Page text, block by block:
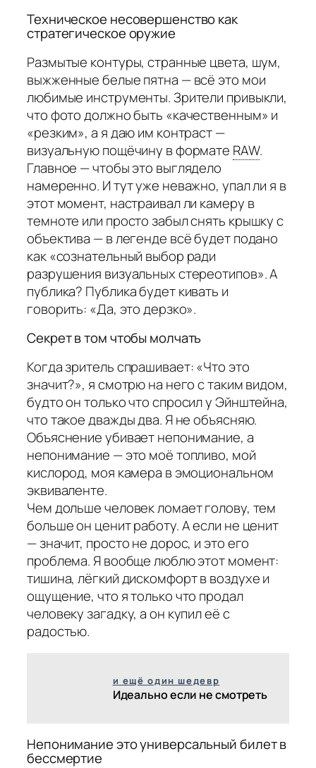
Техническое несовершенство как
стратегическое оружие
Размытые контуры, странные цвета, шум,
выжженные белые пятна — всё это мои
любимые инструменты. Зрители привыкли,
что фото должно быть «качественным» и
«резким», а я даю им контраст —
визуальную пощёчину в формате RAW.
Главное — чтобы это выглядело
намеренно. И тут уже неважно, упал ли я в
этот момент, настраивал ли камеру в
темноте или просто забыл снять крышку с
объектива — в легенде всё будет подано
как «сознательный выбор ради
разрушения визуальных стереотипов». А
публика? Публика будет кивать и
говорить: «Да, это дерзко».
Секрет в том чтобы молчать
Когда зритель спрашивает: «Что это
значит?», я смотрю на него с таким видом,
будто он только что спросил у Эйнштейна,
что такое дважды два. Я не объясняю.
Объяснение убивает непонимание, а
непонимание — это моё топливо, мой
кислород, моя камера в эмоциональном
эквиваленте.
Чем дольше человек ломает голову, тем
больше он ценит работу. А если не ценит
— значит, просто не дорос, и это его
проблема. Я вообще люблю этот момент:
тишина, лёгкий дискомфорт в воздухе и
ощущение, что я только что продал
человеку загадку, а он купил её с
радостью.
и ещё один шедевр
Идеально если не смотреть
Непонимание это универсальный билет в
бессмертие